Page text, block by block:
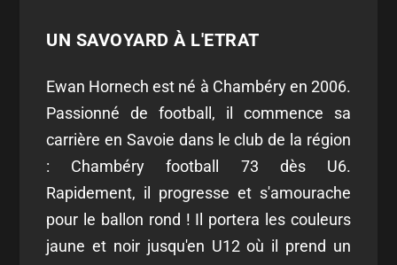
UN SAVOYARD À L'ETRAT
Ewan Hornech est né à Chambéry en 2006.
Passionné de football, il commence sa
carrière en Savoie dans le club de la région
: Chambéry football 73 dès U6.
Rapidement, il progresse et s'amourache
pour le ballon rond ! Il portera les couleurs
jaune et noir jusqu'en U12 où il prend un